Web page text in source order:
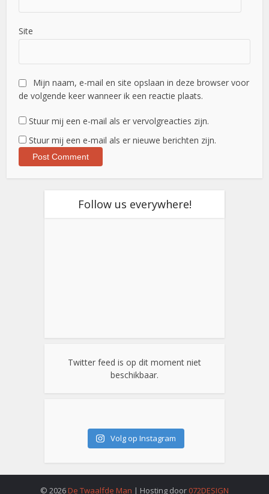
Site
Mijn naam, e-mail en site opslaan in deze browser voor
de volgende keer wanneer ik een reactie plaats.
Stuur mij een e-mail als er vervolgreacties zijn.
Stuur mij een e-mail als er nieuwe berichten zijn.
Follow us everywhere!
Twitter feed is op dit moment niet
beschikbaar.
Volg op Instagram
© 2026 De Twaalfde Man | Hosting door 072DESIGN